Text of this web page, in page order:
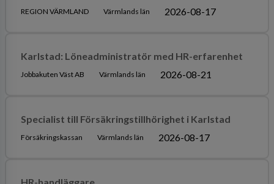
REGION VÄRMLAND Värmlands län 2026-08-17
Karlstad: Löneadministratör med HR-erfarenhet
Jobbakuten Väst AB Värmlands län 2026-08-21
Specialist till Försäkringstillhörighet i Karlstad
Försäkringskassan Värmlands län 2026-08-17
HR-handläggare